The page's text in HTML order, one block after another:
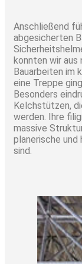
Anschließend
abgesicherten
konnten wir aus
Bauarbeiten im
eine Treppe
Besonders
Kelchstützen,
werden. Ihre
massive
planerische und
sind.